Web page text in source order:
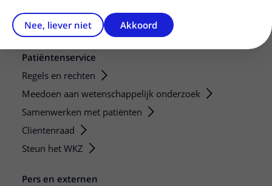
Patiëntenservice
Regels en rechten
Meedoen aan wetenschappelijk onderzoek
Samenwerken met patiënten
Clientenraad
Steun het WKZ
Pers en externen
Nee, liever niet Akkoord